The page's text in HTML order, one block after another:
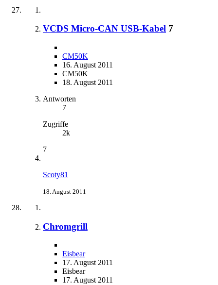
VCDS Micro-CAN USB-Kabel 7
CM50K
16. August 2011
CM50K
18. August 2011
Antworten
7
Zugriffe
2k
7
Scoty81
18. August 2011
Chromgrill
Eisbear
17. August 2011
Eisbear
17. August 2011